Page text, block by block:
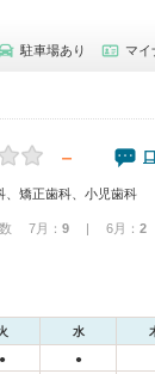
駐車場あり マイ
－
、矯正歯科、小児歯科
7月： 9 | 6月： 2
水
● ●